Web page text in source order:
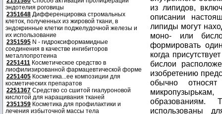
эндотелия роговицы
2351648 Дифференцировка стромальных
клеток, полученных из жировой ткани, в
эндокринные клетки поджелудочной железы и
их использование
2351595 N - гидроксиформамидные
соединения в качестве ингибиторов
металлопротеина
2251411 Косметическое средство в
лиофилизированной фармацевтической форме
2251405 Косметика...ее композиции для
косметических препаратов
2251367 Средство со сшитой гиалуроновой
кислотой для наращивания тканей
2351359 Косметика для профилактики и
лечения избыточной массы тела